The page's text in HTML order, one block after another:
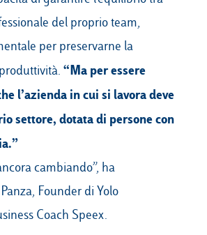
del proprio team,
per preservarne la
“Ma per essere
l’azienda in cui si lavora deve
settore, dotata di persone con
cambiando”, ha
Founder di Yolo
Coach Speex.